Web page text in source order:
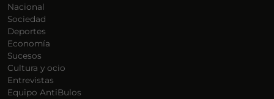
Nacional
Sociedad
Deportes
Economía
Sucesos
Cultura y ocio
Entrevistas
Equipo AntiBulos